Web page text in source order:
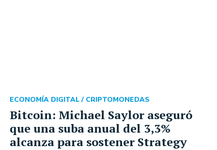
Bitcoin: Michael Saylor aseguró
que una suba anual del 3,3%
alcanza para sostener Strategy
ECONOMÍA DIGITAL / CRIPTOMONEDAS